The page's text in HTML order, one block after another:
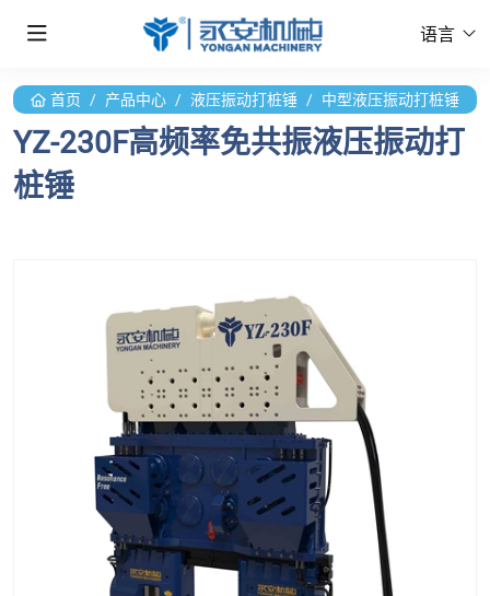
语言
首页 产品中心 液压振动打桩锤 中型液压振动打桩锤
YZ-230F高频率免共振液压振动打
桩锤